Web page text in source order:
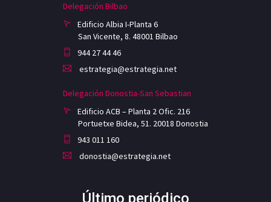
Delegación Bilbao
Edificio Albia I-Planta 6
San Vicente, 8. 48001 Bilbao
944 27 44 46
estrategia@estrategia.net
Delegación Donostia-San Sebastian
Edificio ACB – Planta 2 Ofic. 216
Portuetxe Bidea, 51. 20018 Donostia
943 011 160
donostia@estrategia.net